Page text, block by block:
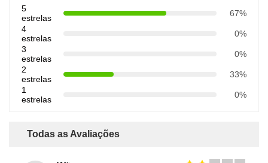
5
estrelas
67%
4
estrelas
0%
3
estrelas
0%
2
estrelas
33%
1
estrelas
0%
Todas as Avaliações